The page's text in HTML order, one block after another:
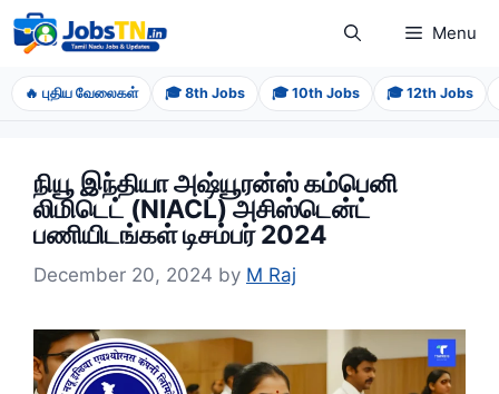
Skip
to
content
Menu
🔥 புதிய வேலைகள் 🎓 8th Jobs 🎓 10th Jobs 🎓 12th Jobs
நியூ இந்தியா அஷ்யூரன்ஸ் கம்பெனி
லிமிடெட் (NIACL) அசிஸ்டென்ட்
பணியிடங்கள் டிசம்பர் 2024
December 20, 2024 by M Raj